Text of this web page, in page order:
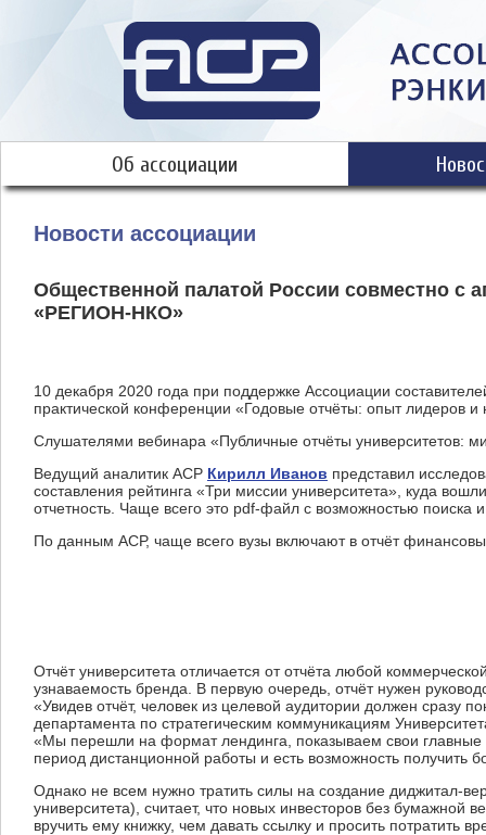
Об ассоциации
Новости ассоциации
Общественной палатой России совместно с
«РЕГИОН-НКО»
10 декабря 2020 года при поддержке Ассоциации
практической конференции «Годовые отчёты: опыт лидеров
Слушателями вебинара «Публичные отчёты университетов:
Ведущий аналитик АСР Кирилл Иванов представил
составления рейтинга «Три миссии университета», куда
отчетность. Чаще всего это pdf-файл с возможностью поиска
По данным АСР, чаще всего вузы включают в отчёт
Отчёт университета отличается от отчёта любой
узнаваемость бренда. В первую очередь, отчёт нужен
«Увидев отчёт, человек из целевой аудитории должен сразу
департамента по стратегическим коммуникациям
«Мы перешли на формат лендинга, показываем свои главные
период дистанционной работы и есть возможность получить
Однако не всем нужно тратить силы на создание диджитал-
университета), считает, что новых инвесторов без
вручить ему книжку, чем давать ссылку и просить потратить